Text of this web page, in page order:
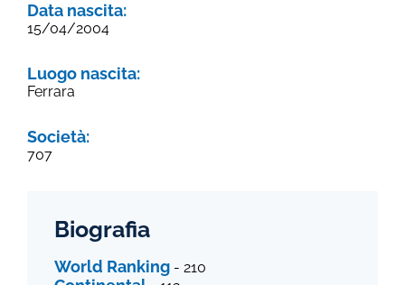
Data nascita:
15/04/2004
Luogo nascita:
Ferrara
Società:
707
Biografia
World Ranking - 210